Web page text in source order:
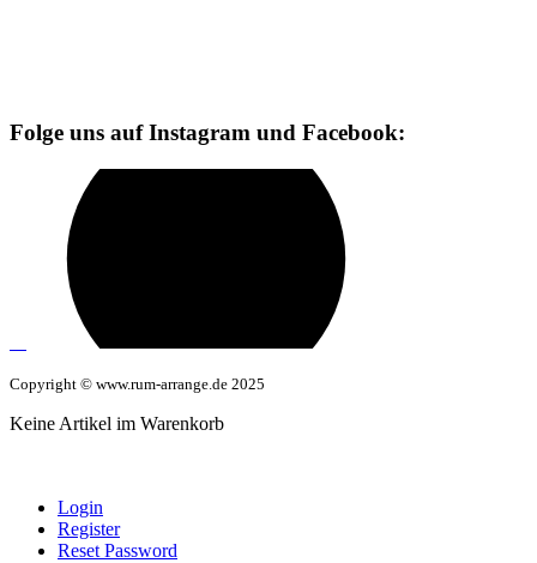
Folge uns auf Instagram und Facebook:
Copyright © www.rum-arrange.de 2025
Keine Artikel im Warenkorb
Login
Register
Reset Password